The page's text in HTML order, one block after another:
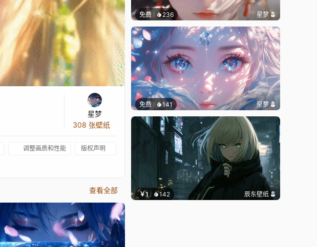
星梦
308 张壁纸
调整画质和性能 版权声明
查看全部
免费 236 星梦
免费 141 星梦
￥1 142 辰东壁纸